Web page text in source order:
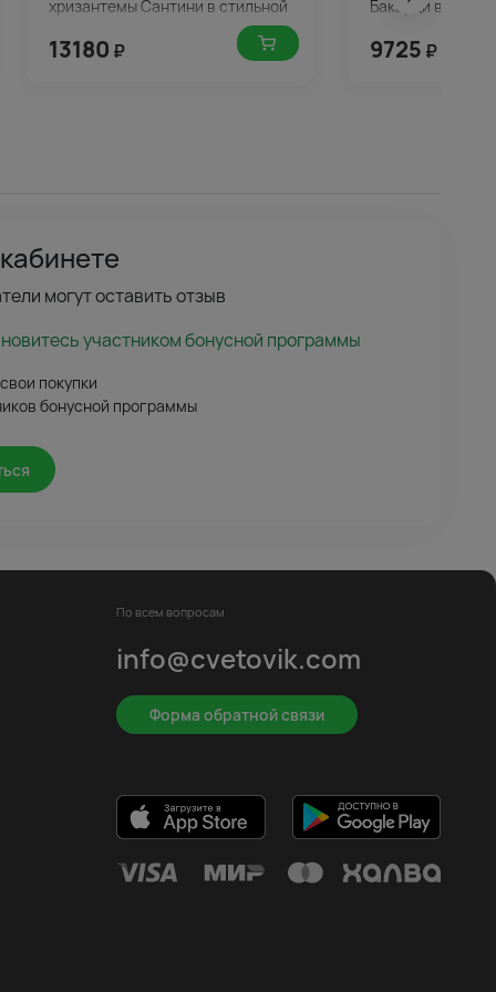
хризантемы Сантини в стильной
13180 ₽
Бакарди в
9725 ₽
могут оставить отзыв
участником бонусной программы
покупки
бонусной программы
По всем вопросам
info@cvetovik.com
Форма обратной связи